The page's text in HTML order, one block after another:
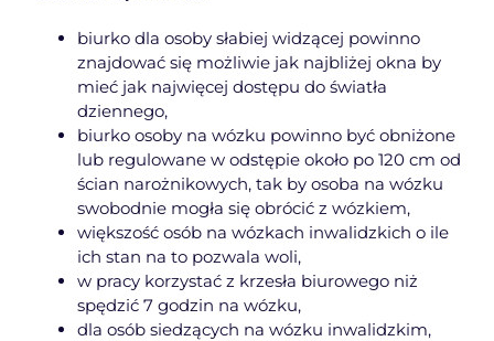
biurko dla osoby słabiej widzącej powinno
znajdować się możliwie jak najbliżej okna by
mieć jak najwięcej dostępu do światła
dziennego,
biurko osoby na wózku powinno być obniżone
lub regulowane w odstępie około po 120 cm od
ścian narożnikowych, tak by osoba na wózku
swobodnie mogła się obrócić z wózkiem,
większość osób na wózkach inwalidzkich o ile
ich stan na to pozwala woli,
w pracy korzystać z krzesła biurowego niż
spędzić 7 godzin na wózku,
dla osób siedzących na wózku inwalidzkim,